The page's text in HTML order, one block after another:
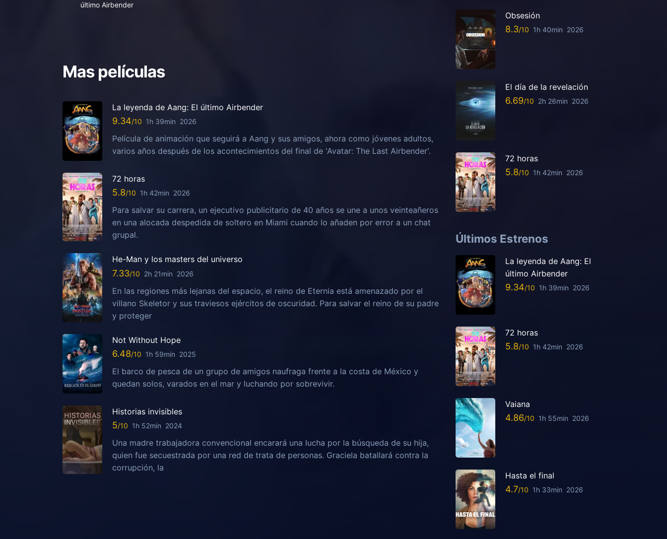
último Airbender
Mas películas
La leyenda de Aang: El último Airbender
9.34 1h 39min 2026
Película de animación que seguirá a Aang y sus amigos, ahora como jóvenes adultos,
varios años después de los acontecimientos del final de 'Avatar: The Last Airbender'.
72 horas
5.8 1h 42min 2026
Para salvar su carrera, un ejecutivo publicitario de 40 años se une a unos veinteañeros
en una alocada despedida de soltero en Miami cuando lo añaden por error a un chat
grupal.
He-Man y los masters del universo
7.33 2h 21min 2026
En las regiones más lejanas del espacio, el reino de Eternia está amenazado por el
villano Skeletor y sus traviesos ejércitos de oscuridad. Para salvar el reino de su padre
y proteger
Not Without Hope
6.48 1h 59min 2025
El barco de pesca de un grupo de amigos naufraga frente a la costa de México y
quedan solos, varados en el mar y luchando por sobrevivir.
Historias invisibles
5 1h 52min 2024
Una madre trabajadora convencional encarará una lucha por la búsqueda de su hija,
quien fue secuestrada por una red de trata de personas. Graciela batallará contra la
corrupción, la
Obsesión
8.3 1h 40min 2026
El día de la revelación
6.69 2h 26min 2026
72 horas
5.8 1h 42min 2026
Últimos Estrenos
La leyenda de Aang: El
último Airbender
9.34 1h 39min 2026
72 horas
5.8 1h 42min 2026
Vaiana
4.86 1h 55min 2026
Hasta el final
4.7 1h 33min 2026